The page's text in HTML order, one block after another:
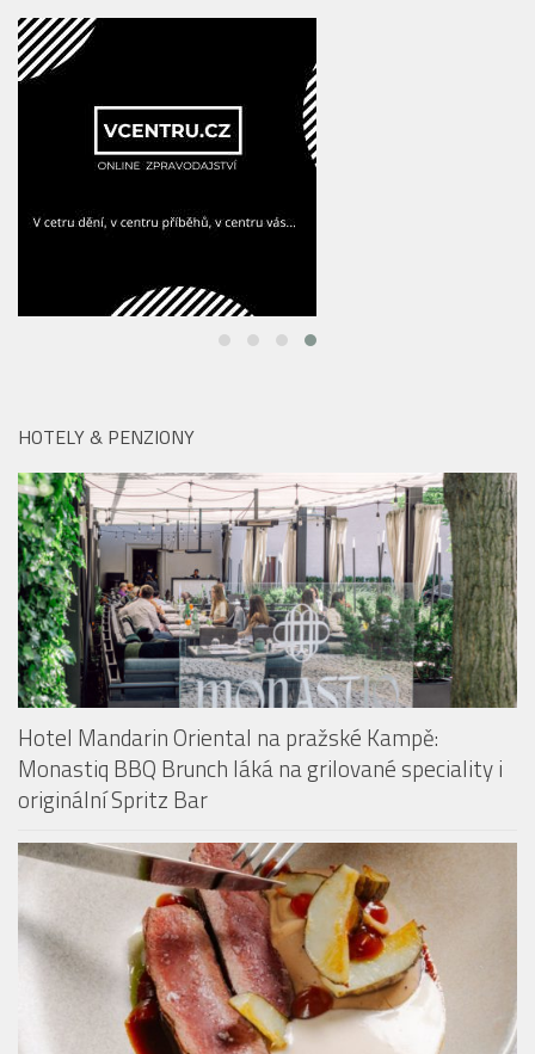
HOTELY & PENZIONY
Hotel Mandarin Oriental na pražské Kampě:
Monastiq BBQ Brunch láká na grilované speciality i
originální Spritz Bar